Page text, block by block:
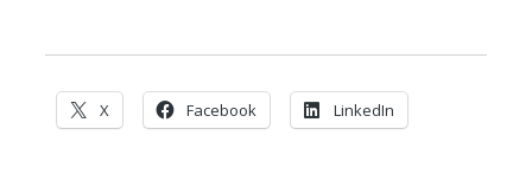
X Facebook LinkedIn